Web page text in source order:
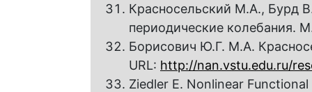
Красносельский М.А., Бурд
периодические колебания.
Борисович Ю.Г. М.А.
URL: http://nan.vstu.edu.ru/
Ziedler E. Nonlinear